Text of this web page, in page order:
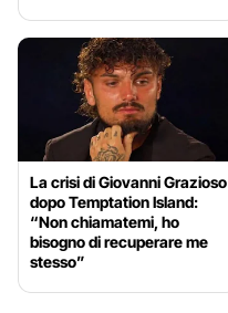
La crisi di Giovanni Grazioso
dopo Temptation Island:
“Non chiamatemi, ho
bisogno di recuperare me
stesso”